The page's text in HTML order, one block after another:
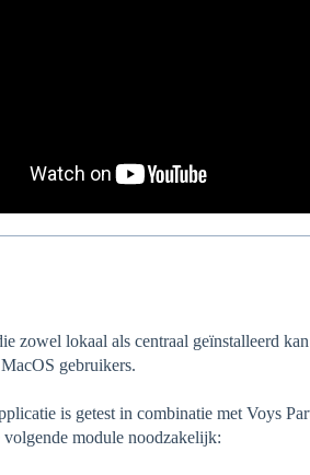
zowel lokaal als centraal geïnstalleerd
gebruikers.
is getest in combinatie met Voys
module noodzakelijk: